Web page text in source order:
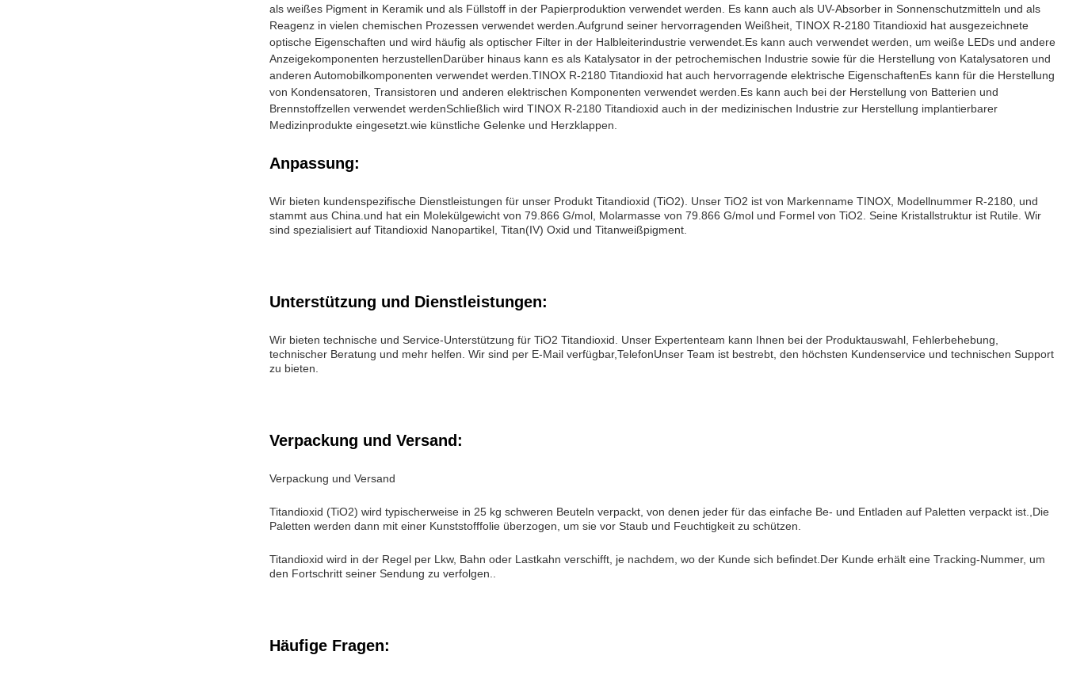
als weißes Pigment in Keramik und als Füllstoff in der Papierproduktion verwendet werden. Es kann auch als UV-Absorber in Sonnenschutzmitteln und als
Reagenz in vielen chemischen Prozessen verwendet werden.Aufgrund seiner hervorragenden Weißheit, TINOX R-2180 Titandioxid hat ausgezeichnete
optische Eigenschaften und wird häufig als optischer Filter in der Halbleiterindustrie verwendet.Es kann auch verwendet werden, um weiße LEDs und andere
Anzeigekomponenten herzustellenDarüber hinaus kann es als Katalysator in der petrochemischen Industrie sowie für die Herstellung von Katalysatoren und
anderen Automobilkomponenten verwendet werden.TINOX R-2180 Titandioxid hat auch hervorragende elektrische EigenschaftenEs kann für die Herstellung
von Kondensatoren, Transistoren und anderen elektrischen Komponenten verwendet werden.Es kann auch bei der Herstellung von Batterien und
Brennstoffzellen verwendet werdenSchließlich wird TINOX R-2180 Titandioxid auch in der medizinischen Industrie zur Herstellung implantierbarer
Medizinprodukte eingesetzt.wie künstliche Gelenke und Herzklappen.
Anpassung:
Wir bieten kundenspezifische Dienstleistungen für unser Produkt Titandioxid (TiO2). Unser TiO2 ist von Markenname TINOX, Modellnummer R-2180, und
stammt aus China.und hat ein Molekülgewicht von 79.866 G/mol, Molarmasse von 79.866 G/mol und Formel von TiO2. Seine Kristallstruktur ist Rutile. Wir
sind spezialisiert auf Titandioxid Nanopartikel, Titan(IV) Oxid und Titanweißpigment.
Unterstützung und Dienstleistungen:
Wir bieten technische und Service-Unterstützung für TiO2 Titandioxid. Unser Expertenteam kann Ihnen bei der Produktauswahl, Fehlerbehebung,
technischer Beratung und mehr helfen. Wir sind per E-Mail verfügbar,TelefonUnser Team ist bestrebt, den höchsten Kundenservice und technischen Support
zu bieten.
Verpackung und Versand:
Verpackung und Versand
Titandioxid (TiO2) wird typischerweise in 25 kg schweren Beuteln verpackt, von denen jeder für das einfache Be- und Entladen auf Paletten verpackt ist.,Die
Paletten werden dann mit einer Kunststofffolie überzogen, um sie vor Staub und Feuchtigkeit zu schützen.
Titandioxid wird in der Regel per Lkw, Bahn oder Lastkahn verschifft, je nachdem, wo der Kunde sich befindet.Der Kunde erhält eine Tracking-Nummer, um
den Fortschritt seiner Sendung zu verfolgen..
Häufige Fragen: